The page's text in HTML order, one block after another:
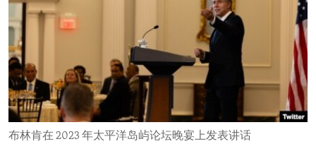
EUROPE
AID AND DEVELOPMENT
DEMOCRACY AND GOVERNANCE
ECONOMY AND TRADE
ENVIRONMENT AND HEALTH
IDEALS AND INSTITUTIONS
FOLLOW US
布林肯在 2023 年太平洋岛屿论坛晚宴上发表讲话